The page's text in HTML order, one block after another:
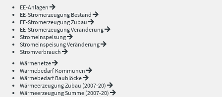
EE-Anlagen
EE-Stromerzeugung Bestand
EE-Stromerzeugung Zubau
EE-Stromerzeugung Veränderung
Stromeinspeisung
Stromeinspeisung Veränderung
Stromverbrauch
Wärmenetze
Wärmebedarf Kommunen
Wärmebedarf Baublöcke
Wärmeerzeugung Zubau (2007-20)
Wärmeerzeugung Summe (2007-20)